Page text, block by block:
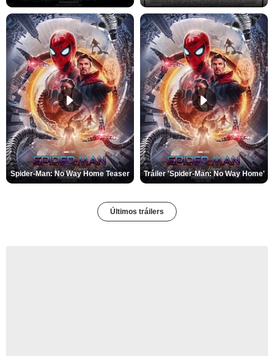
Spider-Man: No Way Home Teaser Tráiler 'Spider-Man: No Way Home'
Últimos tráilers